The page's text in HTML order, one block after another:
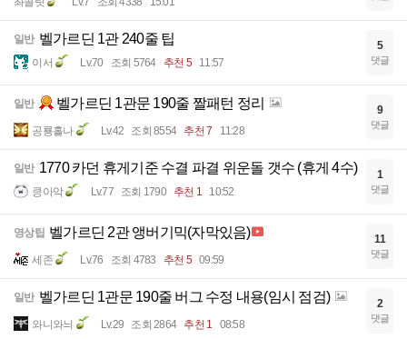
일반 벨가르딘 1관 240줄 팁
이서 Lv.70 조회 5764 추천 5 11:57
5
댓글
일반 벨가르딘 1관문 190줄 짤패턴 정리
공룡홀나 Lv.42 조회 8554 추천 7 11:28
9
댓글
일반 1770 카던 휴게기준 수결 파결 위운돌 갯수 (휴게 4수)
킁아악 Lv.77 조회 1790 추천 1 10:52
1
댓글
영상팁 벨가르딘 2관 앵버기믹(자막있음)
세존 Lv.76 조회 4783 추천 5 09:59
11
댓글
일반 벨가르딘 1관문 190줄 버그 수정 내용(임시 점검)
와니와늬 Lv.29 조회 2864 추천 1 08:58
2
댓글